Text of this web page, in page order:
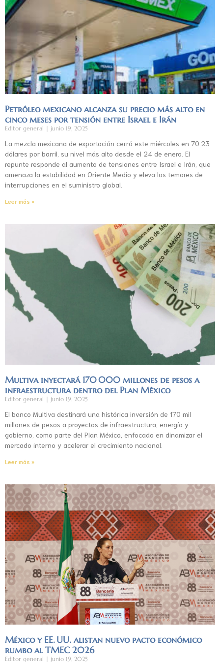
Petróleo mexicano alcanza su precio más alto en
cinco meses por tensión entre Israel e Irán
Editor general junio 19, 2025
La mezcla mexicana de exportación cerró este miércoles en 70.23
dólares por barril, su nivel más alto desde el 24 de enero. El
repunte responde al aumento de tensiones entre Israel e Irán, que
amenaza la estabilidad en Oriente Medio y eleva los temores de
interrupciones en el suministro global.
Leer más »
Multiva inyectará 170 000 millones de pesos a
infraestructura dentro del Plan México
Editor general junio 19, 2025
El banco Multiva destinará una histórica inversión de 170 mil
millones de pesos a proyectos de infraestructura, energía y
gobierno, como parte del Plan México, enfocado en dinamizar el
mercado interno y acelerar el crecimiento nacional.
Leer más »
México y EE. UU. alistan nuevo pacto económico
rumbo al TMEC 2026
Editor general junio 19, 2025